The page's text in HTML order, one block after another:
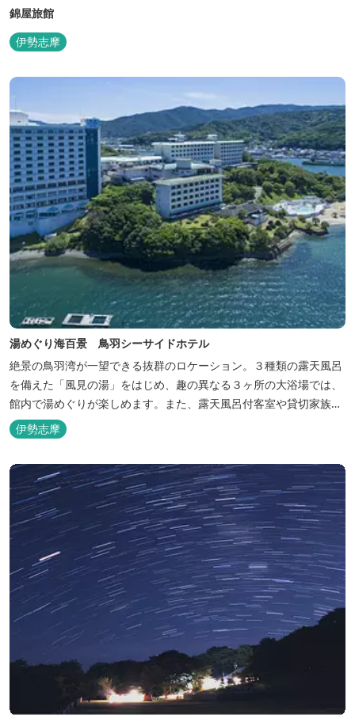
錦屋旅館
伊勢志摩
湯めぐり海百景 鳥羽シーサイドホテル
絶景の鳥羽湾が一望できる抜群のロケーション。３種類の露天風呂
を備えた「風見の湯」をはじめ、趣の異なる３ヶ所の大浴場では、
館内で湯めぐりが楽しめます。また、露天風呂付客室や貸切家族風
呂（有料）、足湯に湯上がり処などもございますので、湯浴みの一
日をお過ごしいただけます。 お料理についても、「詩季バイキン
グ」はオープンキッチンで出来立て料理を舌だけではなく目や耳で
も楽しめます、また海の幸を...
伊勢志摩